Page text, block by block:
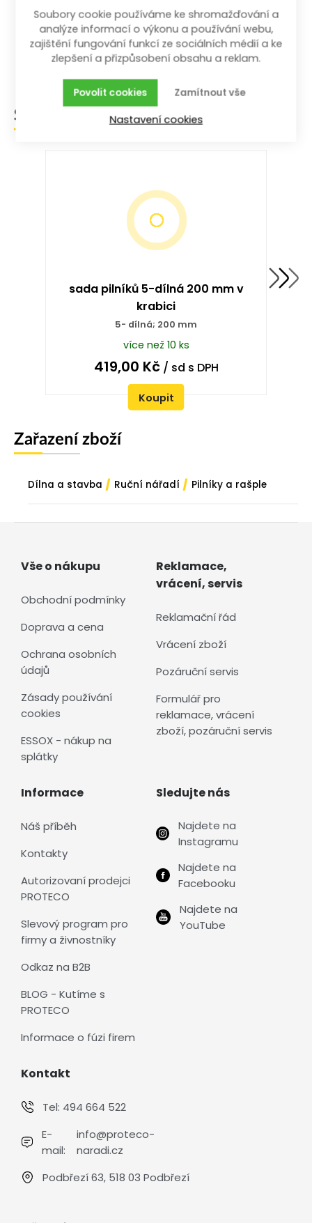
Umístěny v praktickém kufříku
Pilník vyroben z kvalitní uhlíkové oceli
Ergonomicky tvarovaná rukojeť
Související produkty
sada pilníků 5-dílná 200 mm v
krabici
5- dílná; 200 mm
více než 10 ks
419,00 Kč/ sd s DPH
Koupit
Zařazení zboží
Dílna a stavba / Ruční nářadí / Pilníky a rašple
Vše o nákupu
Obchodní podmínky
Doprava a cena
Ochrana osobních
údajů
Zásady používání
cookies
ESSOX - nákup na
splátky
Reklamace,
vrácení, servis
Reklamační řád
Vrácení zboží
Pozáruční servis
Formulář pro
reklamace, vrácení
zboží, pozáruční servis
Informace
Náš příběh
Kontakty
Autorizovaní prodejci
PROTECO
Slevový program pro
firmy a živnostníky
Odkaz na B2B
BLOG - Kutíme s
PROTECO
Informace o fúzi firem
Sledujte nás
Najdete na
Instagramu
Najdete na
Facebooku
Najdete na
YouTube
Kontakt
Tel: 494 664 522
E-
mail:
info@proteco-
naradi.cz
Podbřezí 63, 518 03 Podbřezí
Soubory cookie používáme ke shromažďování a
analýze informací o výkonu a používání webu,
zajištění fungování funkcí ze sociálních médií a ke
zlepšení a přizpůsobení obsahu a reklam.
Zamítnout vše
Povolit cookies
Nastavení cookies